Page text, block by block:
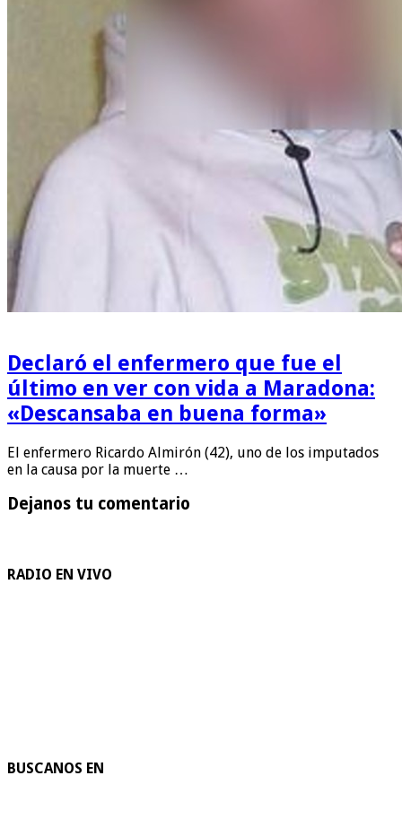
Declaró el enfermero que fue el
último en ver con vida a Maradona:
«Descansaba en buena forma»
El enfermero Ricardo Almirón (42), uno de los imputados
en la causa por la muerte …
Dejanos tu comentario
RADIO EN VIVO
BUSCANOS EN